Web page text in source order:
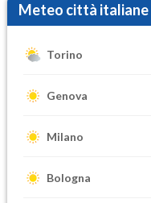
Meteo città italiane
Torino
Genova
Milano
Bologna